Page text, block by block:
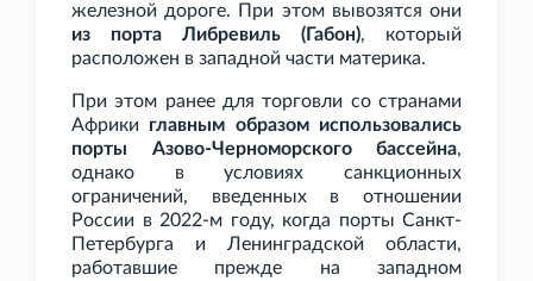
железной дороге. При этом вывозятся они
из порта Либревиль (Габон), который
расположен в западной части материка.
При этом ранее для торговли со странами
Африки главным образом использовались
порты Азово-Черноморского бассейна,
однако в условиях санкционных
ограничений, введенных в отношении
России в 2022-м году, когда порты Санкт-
Петербурга и Ленинградской области,
работавшие прежде на западном